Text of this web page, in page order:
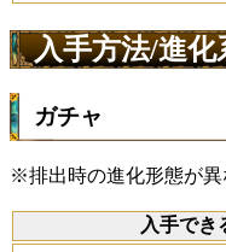
入手方法/進化
ガチャ
※排出時の進化形態が異
入手でき